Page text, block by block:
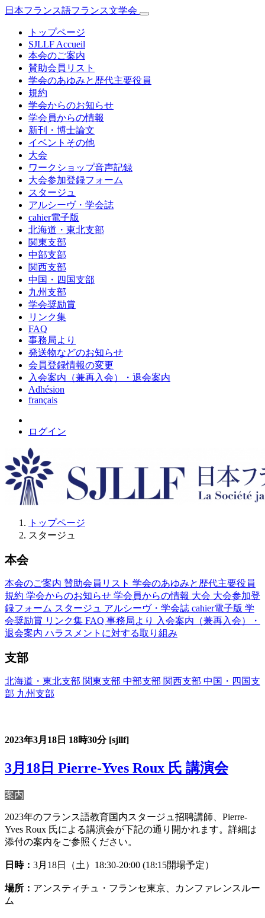
日本フランス語フランス文学会
トップページ
SJLLF Accueil
本会のご案内
賛助会員リスト
学会のあゆみと歴代主要役員
規約
学会からのお知らせ
学会員からの情報
新刊・博士論文
イベントその他
大会
ワークショップ音声記録
大会参加登録フォーム
スタージュ
アルシーヴ・学会誌
cahier電子版
北海道・東北支部
関東支部
中部支部
関西支部
中国・四国支部
九州支部
学会奨励賞
リンク集
FAQ
事務局より
発送物などのお知らせ
会員登録情報の変更
入会案内（兼再入会）・退会案内
Adhésion
français
ログイン
トップページ
スタージュ
本会
本会のご案内 賛助会員リスト 学会のあゆみと歴代主要役員
規約 学会からのお知らせ 学会員からの情報 大会 大会参加登
録フォーム スタージュ アルシーヴ・学会誌 cahier電子版 学
会奨励賞 リンク集 FAQ 事務局より
入会案内（兼再入会）・
退会案内 ハラスメントに対する取り組み
支部
北海道・東北支部 関東支部 中部支部 関西支部 中国・四国支
部 九州支部
2023年3月18日 18時30分 [sjllf]
3月18日 Pierre-Yves Roux 氏 講演会
案内
2023年のフランス語教育国内スタージュ招聘講師、 Pierre-
Yves Roux 氏による講演会が下記の通り開かれます。 詳細は
添付の案内をご参照ください。
日時： 3月18日（土）18:30-20:00 (18:15開場予定）
場所： アンスティチュ・フランセ東京、カンファレンスルー
ム